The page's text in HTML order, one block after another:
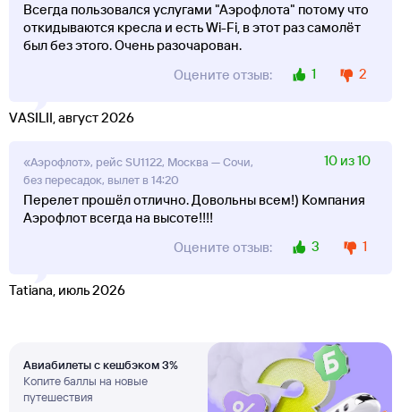
Всегда пользовался услугами "Аэрофлота" потому что
откидываются кресла и есть Wi-Fi, в этот раз самолёт
был без этого. Очень разочарован.
Оцените отзыв:
1 2
VASILII, август 2026
«Аэрофлот», рейс SU1122, Москва — Сочи,
без пересадок, вылет в 14:20
10 из 10
Перелет прошёл отлично. Довольны всем!) Компания
Аэрофлот всегда на высоте!!!!
Оцените отзыв:
3 1
Tatiana, июль 2026
Авиабилеты с кешбэком 3%
Копите баллы на новые
путешествия